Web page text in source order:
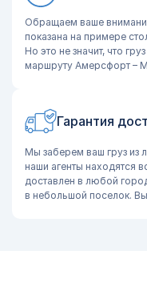
Обращаем ваше
показана на примере
Но это не значит, что
маршруту Амерсфорт –
Гарантия
Мы заберем ваш груз из
наши агенты находятся
доставлен в любой
в небольшой поселок.